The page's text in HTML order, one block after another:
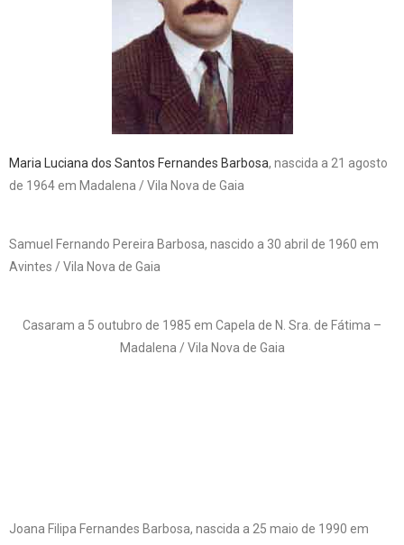
Maria Luciana dos Santos Fernandes Barbosa, nascida a 21 agosto
de 1964 em Madalena / Vila Nova de Gaia
Samuel Fernando Pereira Barbosa, nascido a 30 abril de 1960 em
Avintes / Vila Nova de Gaia
Casaram a 5 outubro de 1985 em Capela de N. Sra. de Fátima –
Madalena / Vila Nova de Gaia
Joana Filipa Fernandes Barbosa, nascida a 25 maio de 1990 em